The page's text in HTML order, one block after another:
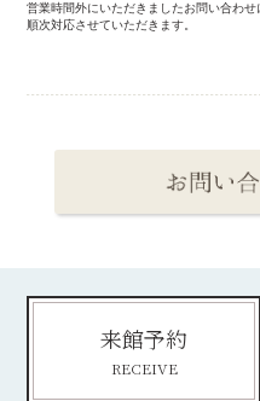
営業時間外にいただきましたお問い合わ
順次対応させていただきます。
来館予約
RECEIVE